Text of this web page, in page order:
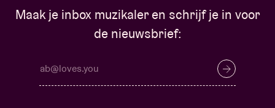
Maak je inbox muzikaler en schrijf je in voor
de nieuwsbrief: